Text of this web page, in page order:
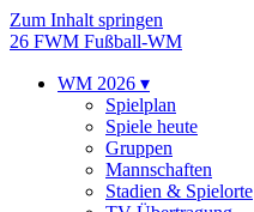
Zum Inhalt springen
26 FWM Fußball-WM
WM 2026 ▾
Spielplan
Spiele heute
Gruppen
Mannschaften
Stadien & Spielorte